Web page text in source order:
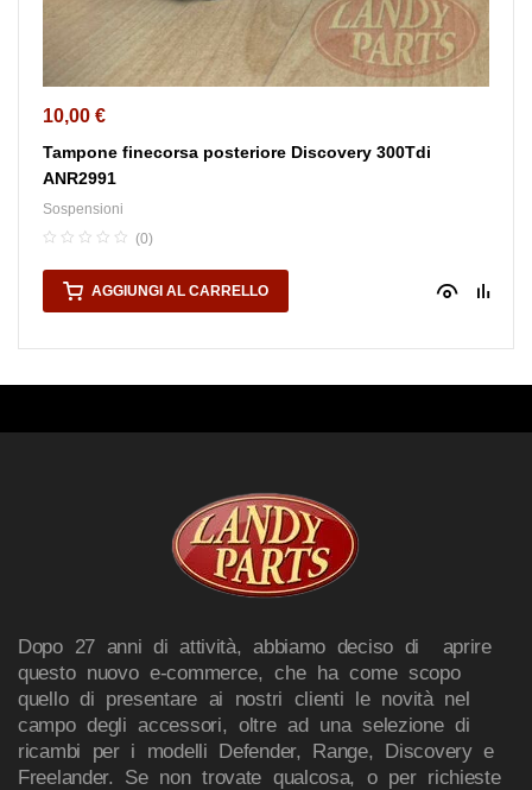
10,00 €
Tampone finecorsa posteriore Discovery 300Tdi
ANR2991
Sospensioni
(0)
AGGIUNGI AL CARRELLO
Dopo 27 anni di attività, abbiamo deciso di aprire
questo nuovo e-commerce, che ha come scopo
quello di presentare ai nostri clienti le novità nel
campo degli accessori, oltre ad una selezione di
ricambi per i modelli Defender, Range, Discovery e
Freelander. Se non trovate qualcosa, o per richieste